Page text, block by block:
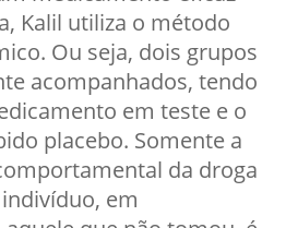
Kalil utiliza o método
Ou seja, dois grupos
acompanhados, tendo
em teste e o
placebo. Somente a
da droga
em